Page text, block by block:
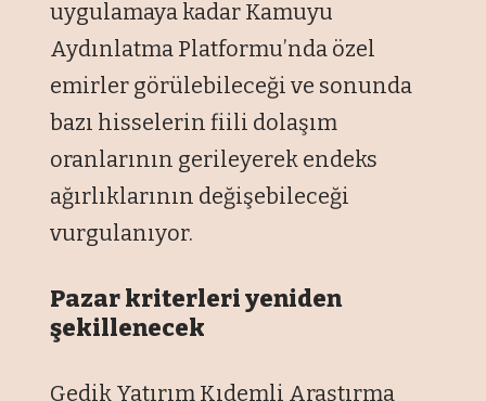
uygulamaya kadar Kamuyu
Aydınlatma Platformu’nda özel
emirler görülebileceği ve sonunda
bazı hisselerin fiili dolaşım
oranlarının gerileyerek endeks
ağırlıklarının değişebileceği
vurgulanıyor.
Pazar kriterleri yeniden
şekillenecek
Gedik Yatırım Kıdemli Araştırma